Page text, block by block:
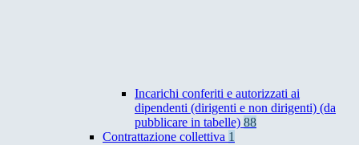
Incarichi conferiti e autorizzati ai
dipendenti (dirigenti e non dirigenti) (da
pubblicare in tabelle) 88
Contrattazione collettiva 1